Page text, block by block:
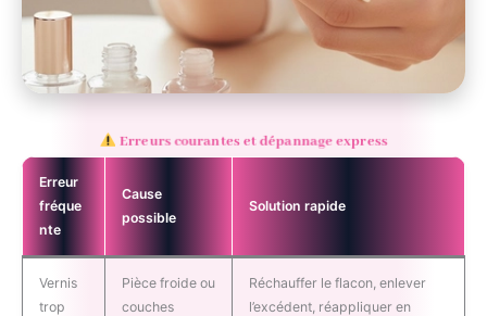
Erreurs courantes et dépannage express
Erreur
fréque
nte
Cause
possible
Solution rapide
Vernis
trop
Pièce froide ou
couches
Réchauffer le flacon, enlever
l’excédent, réappliquer en